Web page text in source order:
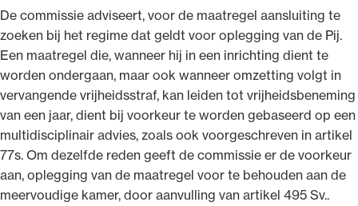
De commissie adviseert, voor de maatregel aansluiting te
zoeken bij het regime dat geldt voor oplegging van de Pij.
Een maatregel die, wanneer hij in een inrichting dient te
worden ondergaan, maar ook wanneer omzetting volgt in
vervangende vrijheidsstraf, kan leiden tot vrijheidsbeneming
van een jaar, dient bij voorkeur te worden gebaseerd op een
multidisciplinair advies, zoals ook voorgeschreven in artikel
77s. Om dezelfde reden geeft de commissie er de voorkeur
aan, oplegging van de maatregel voor te behouden aan de
meervoudige kamer, door aanvulling van artikel 495 Sv..